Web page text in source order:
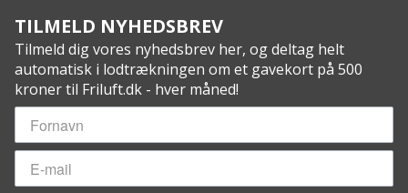
Komfortvurdering: -5°C
Lav vurdering: -10°C
Pakkestørrelse: 31 x 18 cm
Yderstof: Paratex Micro 100% nylon
Indvendigt stof: Paratex Light 100% nylon
Isolering: Softie® Premier 100% polyester
TILMELD NYHEDSBREV
Tilmeld dig vores nyhedsbrev her, og deltag helt
automatisk i lodtrækningen om et gavekort på 500
kroner til Friluft.dk - hver måned!